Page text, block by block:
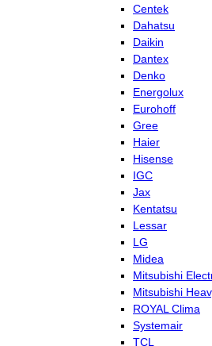
Centek
Dahatsu
Daikin
Dantex
Denko
Energolux
Eurohoff
Gree
Haier
Hisense
IGC
Jax
Kentatsu
Lessar
LG
Midea
Mitsubishi
Mitsubishi
ROYAL Clima
Systemair
TCL